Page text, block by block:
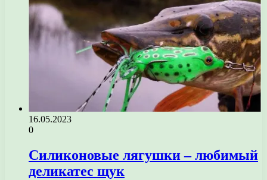
16.05.2023
0
Силиконовые лягушки – любимый
деликатес щук